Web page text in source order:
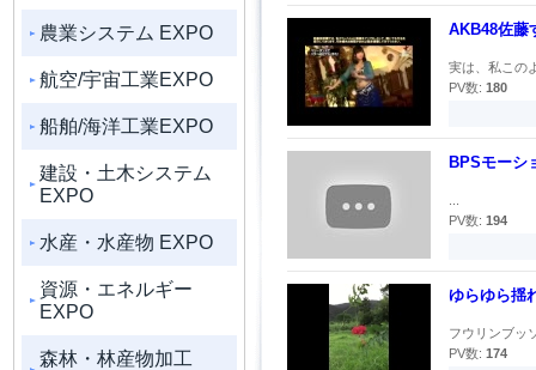
農業システム EXPO
航空/宇宙工業EXPO
船舶/海洋工業EXPO
建設・土木システム
EXPO
水産・水産物 EXPO
資源・エネルギー
EXPO
森林・林産物加工
AKB48佐藤
実は、私この
PV数: 180
BPSモーシ
PV数: 194
ゆらゆら揺
フウリンブッ
PV数: 174